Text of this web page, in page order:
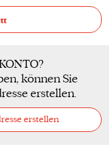
können Sie
erstellen.
erstellen